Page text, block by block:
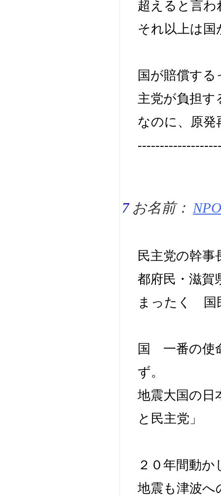
超えると言わ
それ以上は国
国が賠償す
主党が負担
なのに、原
7 お名前：
民主党の幹
都府民・滋賀
まったく 国
国 一番の使
ず。
地震大国の
と民主党」
２０年間動
地震も津波